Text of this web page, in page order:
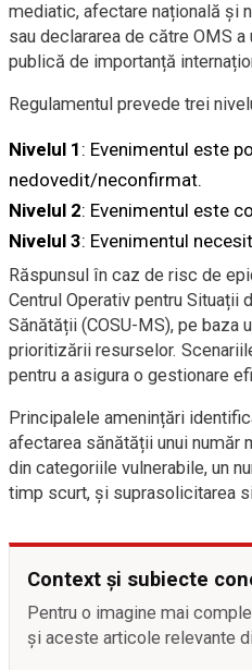
mediatic, afectare națională și
sau declararea de către OMS
publică de importanță
Regulamentul prevede trei
Nivelul 1 : Evenimentul este
nedovedit/neconfirmat.
Nivelul 2: Evenimentul este
Nivelul 3: Evenimentul
Răspunsul în caz de risc de
Centrul Operativ pentru Situații
Sănătății (COSU-MS), pe baza
prioritizării resurselor.
pentru a asigura o gestionare
Principalele amenințări
afectarea sănătății unui număr
din categoriile vulnerabile, un
timp scurt, și suprasolicitarea
Context și subiecte
Pentru o imagine mai
și aceste articole relevante